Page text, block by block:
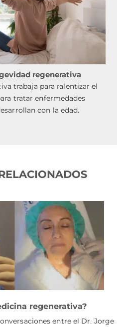
regenerativa
trabaja para ralentizar el
tratar enfermedades
con la edad.
regenerativa?
entre el Dr. Jorge